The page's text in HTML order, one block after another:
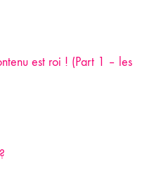
est roi ! (Part 1 – les